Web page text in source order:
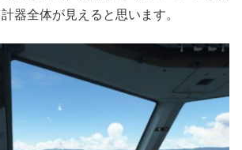
器全体が見えると思います。